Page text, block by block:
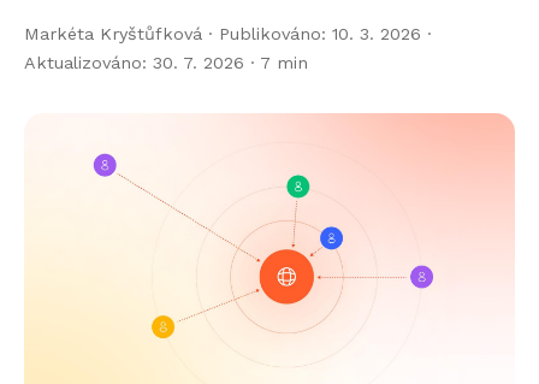
Markéta Kryštůfková · Publikováno: 10. 3. 2026 ·
Aktualizováno: 30. 7. 2026 · 7 min